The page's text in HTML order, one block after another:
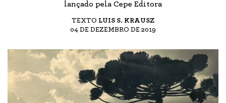
lançado pela Cepe Editora
TEXTO LUIS S. KRAUSZ
04 DE DEZEMBRO DE 2019